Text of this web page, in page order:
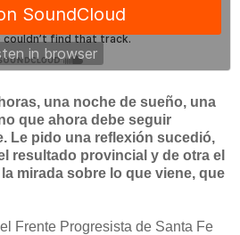
una noche de sueño, una
que ahora debe seguir
Le pido una reflexión sucedió,
resultado provincial y de otra el
mirada sobre lo que viene, que
Frente Progresista de Santa Fe